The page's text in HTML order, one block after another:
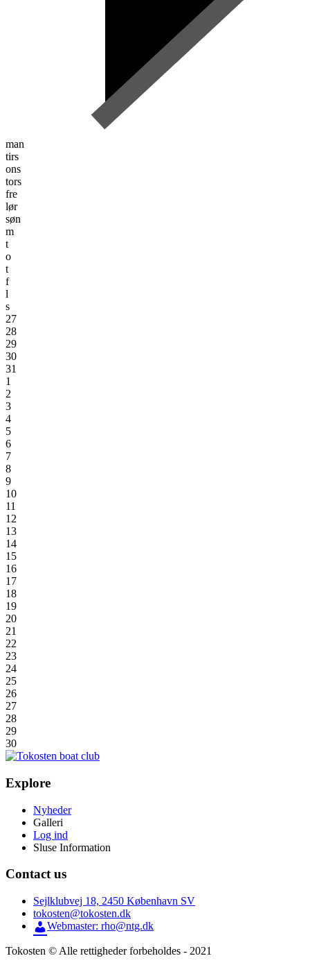
man
tirs
ons
tors
fre
lør
søn
m
t
o
t
f
l
s
27
28
29
30
31
1
2
3
4
5
6
7
8
9
10
11
12
13
14
15
16
17
18
19
20
21
22
23
24
25
26
27
28
29
30
Explore
Nyheder
Galleri
Log ind
Sluse Information
Contact us
Sejlklubvej 18, 2450 København SV
tokosten@tokosten.dk
Webmaster: rho@ntg.dk
Tokosten © Alle rettigheder forbeholdes - 2021